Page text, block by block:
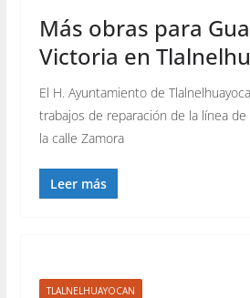
Más obras para
Victoria en
El H. Ayuntamiento de
trabajos de reparación de la línea
la calle Zamora
Leer más
TLALNELHUAYOCAN